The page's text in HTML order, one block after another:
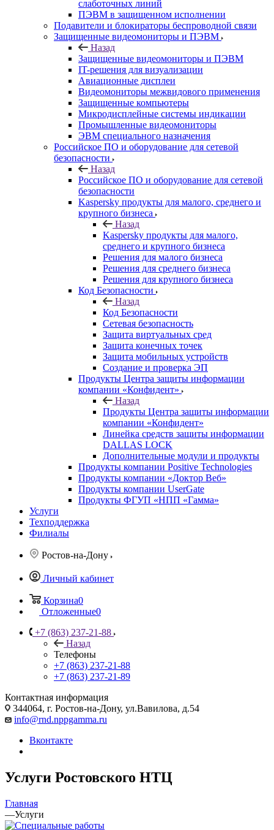
слаботочных линий
ПЭВМ в защищенном исполнении
Подавители и блокираторы беспроводной связи
Защищенные видеомониторы и ПЭВМ
Назад
Защищенные видеомониторы и ПЭВМ
IT-решения для визуализации
Авиационные дисплеи
Видеомониторы межвидового применения
Защищенные компьютеры
Микродисплейные системы индикации
Промышленные видеомониторы
ЭВМ специального назначения
Российское ПО и оборудование для сетевой
безопасности
Назад
Российское ПО и оборудование для сетевой
безопасности
Kaspersky продукты для малого, среднего и
крупного бизнеса
Назад
Kaspersky продукты для малого,
среднего и крупного бизнеса
Решения для малого бизнеса
Решения для среднего бизнеса
Решения для крупного бизнеса
Код Безопасности
Назад
Код Безопасности
Сетевая безопасность
Защита виртуальных сред
Защита конечных точек
Защита мобильных устройств
Создание и проверка ЭП
Продукты Центра защиты информации
компании «Конфидент»
Назад
Продукты Центра защиты информации
компании «Конфидент»
Линейка средств защиты информации
DALLAS LOCK
Дополнительные модули и продукты
Продукты компании Positive Technologies
Продукты компании «Доктор Веб»
Продукты компании UserGate
Продукты ФГУП «НПП «Гамма»
Услуги
Техподдержка
Филиалы
Ростов-на-Дону
Личный кабинет
Корзина0
Отложенные0
+7 (863) 237-21-88
Назад
Телефоны
+7 (863) 237-21-88
+7 (863) 237-21-89
Контактная информация
344064, г. Ростов-на-Дону, ул.Вавилова, д.54
info@rnd.nppgamma.ru
Вконтакте
Услуги Ростовского НТЦ
Главная
—Услуги